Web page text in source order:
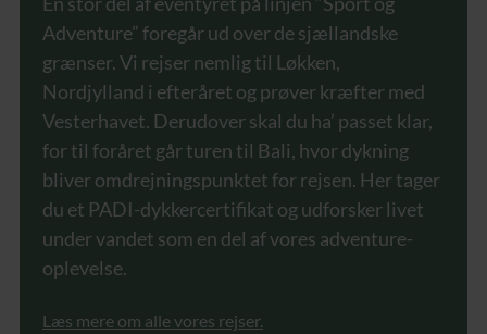
Adventure” foregår ud over de sjællandske
grænser. Vi rejser nemlig til Løkken,
Nordjylland i efteråret og prøver kræfter med
Vesterhavet. Derudover skal du ha’ passet klar,
for til foråret går turen til Bali, hvor dykning
bliver omdrejningspunktet for rejsen. Her tager
du et PADI-dykkercertifikat og udforsker livet
under vandet som en del af vores adventure-
oplevelse.
Læs mere om alle vores rejser.